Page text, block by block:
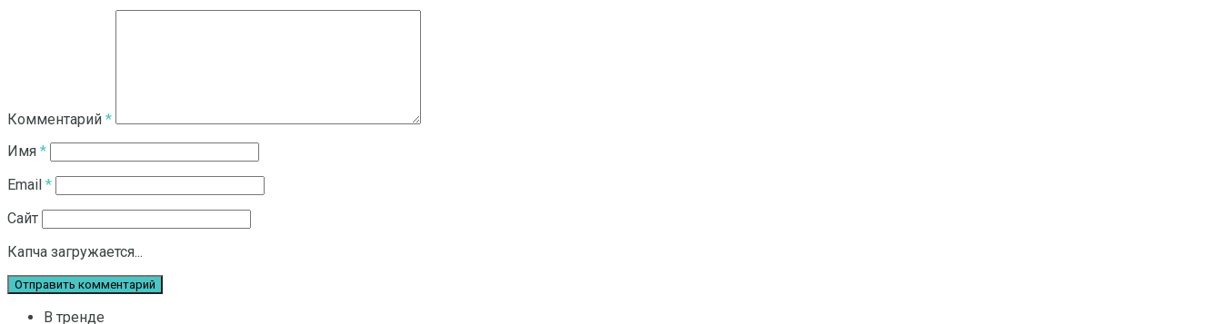
Комментарий *
Имя *
Email *
Сайт
Капча загружается...
В тренде